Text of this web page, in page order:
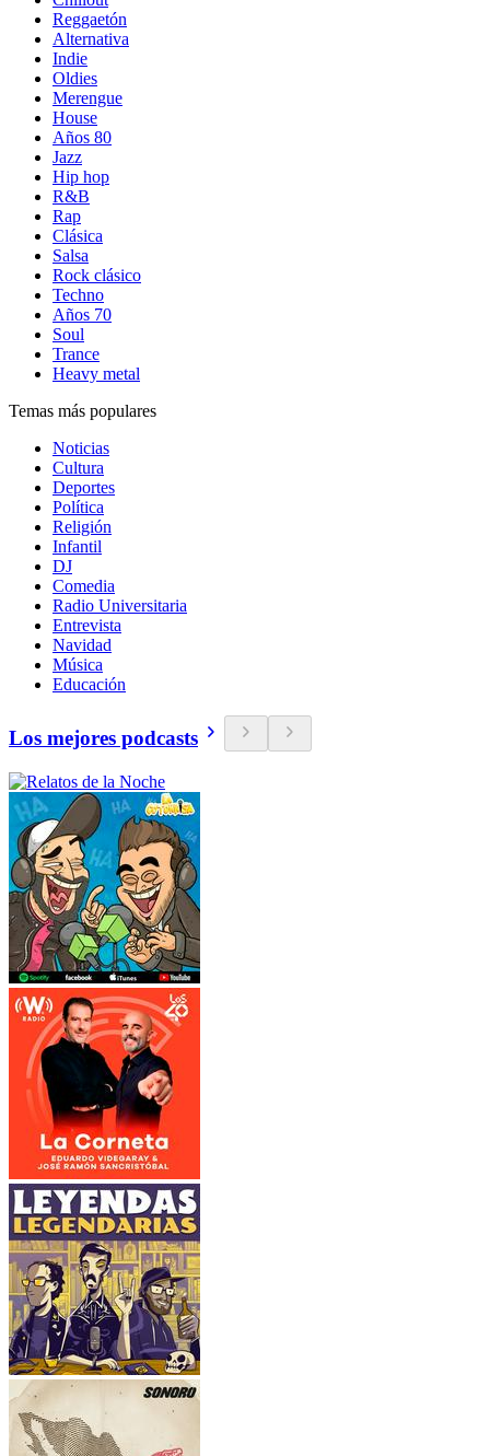
Reggaetón
Alternativa
Indie
Oldies
Merengue
House
Años 80
Jazz
Hip hop
R&B
Rap
Clásica
Salsa
Rock clásico
Techno
Años 70
Soul
Trance
Heavy metal
Temas más populares
Noticias
Cultura
Deportes
Política
Religión
Infantil
DJ
Comedia
Radio Universitaria
Entrevista
Navidad
Música
Educación
Los mejores podcasts